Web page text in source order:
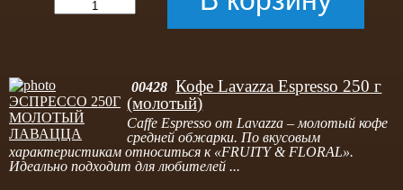
00428 Кофе Lavazza Espresso 250 г
(молотый)
Caffe Espresso от Lavazza – молотый кофе
средней обжарки. По вкусовым
характеристикам относиться к «FRUITY & FLORAL».
Идеально подходит для любителей ...